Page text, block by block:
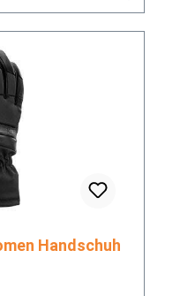
Handschuh